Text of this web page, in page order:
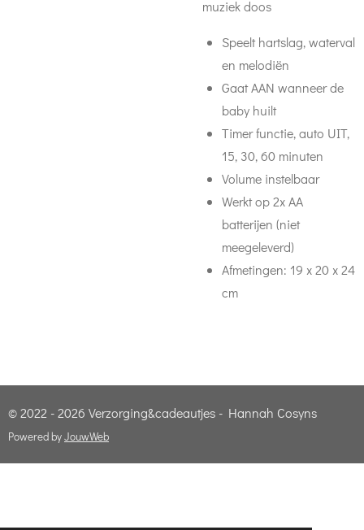
muziek doos
Speelt hartslag, waterval
en melodiën
Gaat AAN wanneer de
baby huilt
Timer functie, auto UIT,
15, 30, 60 minuten
Volume instelbaar
Werkt op 2x AA
batterijen (niet
meegeleverd)
Afmetingen: 19 x 20 x 24
cm
© 2022 - 2026 Verzorging&cadeautjes - Hannah Cosyns
Powered byJouwWeb